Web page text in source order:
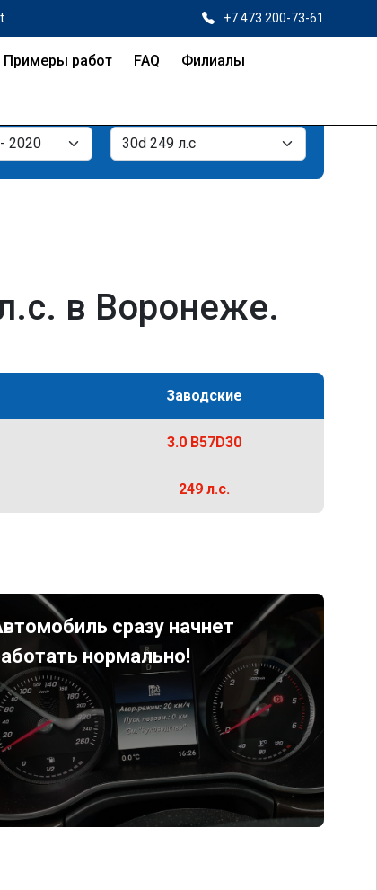
+7 473 200-73-61
Примеры работ FAQ Филиалы
в Воронеже.
Заводские
3.0 B57D30
249 л.с.
сразу начнет
нормально!